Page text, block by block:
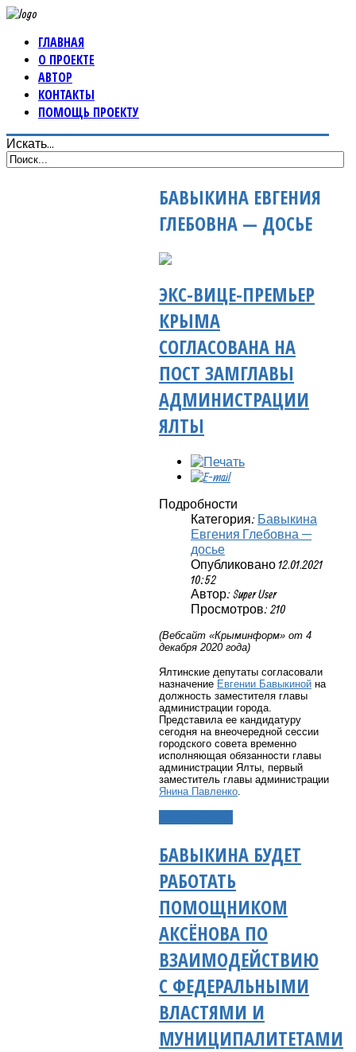
ГЛАВНАЯ
О ПРОЕКТЕ
АВТОР
КОНТАКТЫ
ПОМОЩЬ ПРОЕКТУ
Искать...
БАВЫКИНА ЕВГЕНИЯ
ГЛЕБОВНА — ДОСЬЕ
ЭКС-ВИЦЕ-ПРЕМЬЕР
КРЫМА
СОГЛАСОВАНА НА
ПОСТ ЗАМГЛАВЫ
АДМИНИСТРАЦИИ
ЯЛТЫ
Подробности
Категория: Бавыкина
Евгения Глебовна —
досье
Опубликовано 12.01.2021
10:52
Автор: Super User
Просмотров: 210
(Вебсайт «Крыминформ» от 4
декабря 2020 года)
Ялтинские депутаты согласовали
назначение Евгении Бавыкиной на
должность заместителя главы
администрации города.
Представила ее кандидатуру
сегодня на внеочередной сессии
городского совета временно
исполняющая обязанности главы
администрации Ялты, первый
заместитель главы администрации
Янина Павленко
БАВЫКИНА БУДЕТ
РАБОТАТЬ
ПОМОЩНИКОМ
АКСЁНОВА ПО
ВЗАИМОДЕЙСТВИЮ
С ФЕДЕРАЛЬНЫМИ
ВЛАСТЯМИ И
МУНИЦИПАЛИТЕТАМИ